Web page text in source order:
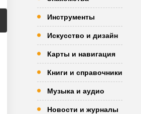
Инструменты
Искусство и дизайн
Карты и навигация
Книги и справочники
Музыка и аудио
Новости и журналы